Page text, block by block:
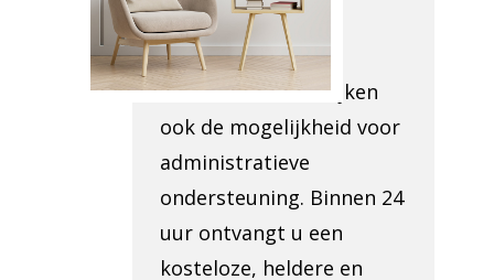
worden en de
toegankelijkheid te
evalueren. We bekijken
ook de mogelijkheid voor
administratieve
ondersteuning. Binnen 24
uur ontvangt u een
kosteloze, heldere en